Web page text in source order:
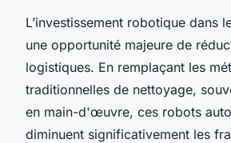
L’investissement robotique dans
une opportunité majeure de
logistiques. En remplaçant les
traditionnelles de nettoyage,
en main-d'œuvre, ces robots
diminuent significativement les